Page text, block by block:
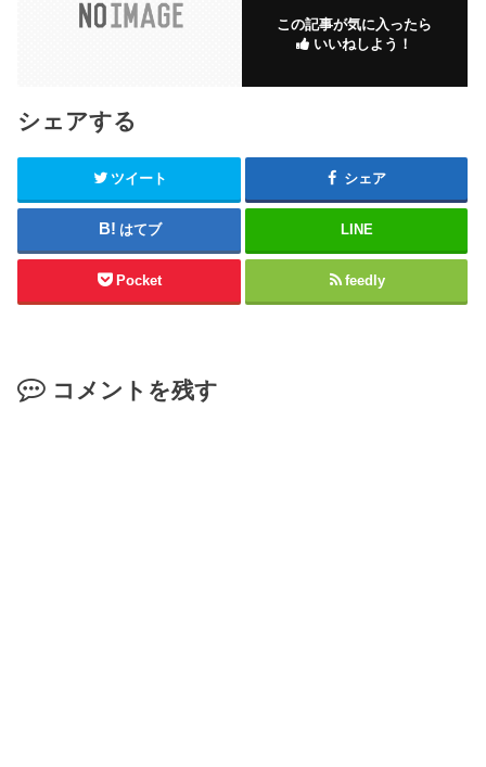
この記事が気に入ったら
いいねしよう！
シェアする
ツイート シェア
はてブ LINE
Pocket feedly
コメントを残す